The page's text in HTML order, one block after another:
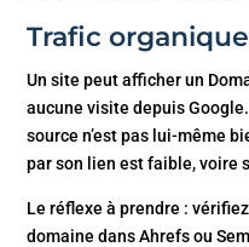
Trafic
Un site peut afficher un
aucune visite depuis
source n’est pas lui-même
par son lien est faible, voire
Le réflexe à prendre :
domaine dans Ahrefs ou